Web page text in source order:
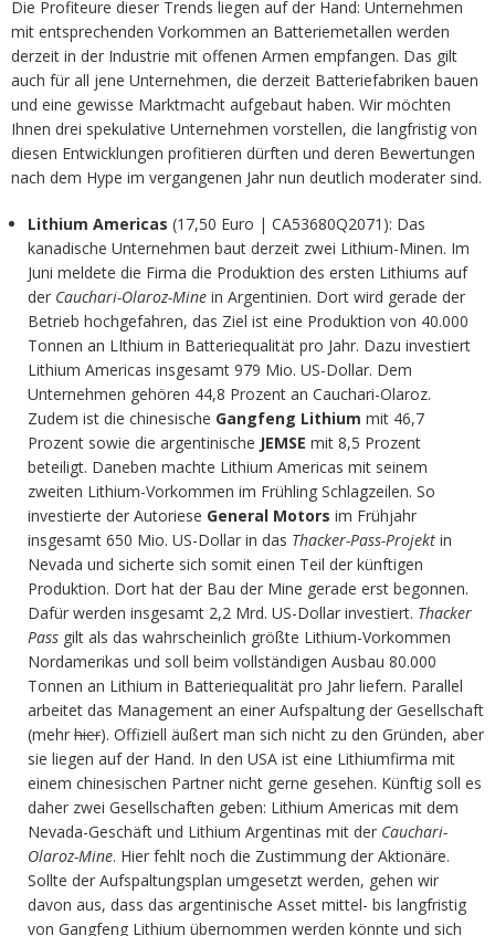
Die Profiteure dieser Trends liegen auf der Hand: Unternehmen
mit entsprechenden Vorkommen an Batteriemetallen werden
derzeit in der Industrie mit offenen Armen empfangen. Das gilt
auch für all jene Unternehmen, die derzeit Batteriefabriken bauen
und eine gewisse Marktmacht aufgebaut haben. Wir möchten
Ihnen drei spekulative Unternehmen vorstellen, die langfristig von
diesen Entwicklungen profitieren dürften und deren Bewertungen
nach dem Hype im vergangenen Jahr nun deutlich moderater sind.
Lithium Americas (17,50 Euro | CA53680Q2071): Das
kanadische Unternehmen baut derzeit zwei Lithium-Minen. Im
Juni meldete die Firma die Produktion des ersten Lithiums auf
der Cauchari-Olaroz-Mine in Argentinien. Dort wird gerade der
Betrieb hochgefahren, das Ziel ist eine Produktion von 40.000
Tonnen an LIthium in Batteriequalität pro Jahr. Dazu investiert
Lithium Americas insgesamt 979 Mio. US-Dollar. Dem
Unternehmen gehören 44,8 Prozent an Cauchari-Olaroz.
Zudem ist die chinesische Gangfeng Lithium mit 46,7
Prozent sowie die argentinische JEMSE mit 8,5 Prozent
beteiligt. Daneben machte Lithium Americas mit seinem
zweiten Lithium-Vorkommen im Frühling Schlagzeilen. So
investierte der Autoriese General Motors im Frühjahr
insgesamt 650 Mio. US-Dollar in das Thacker-Pass-Projekt in
Nevada und sicherte sich somit einen Teil der künftigen
Produktion. Dort hat der Bau der Mine gerade erst begonnen.
Dafür werden insgesamt 2,2 Mrd. US-Dollar investiert. Thacker
Pass gilt als das wahrscheinlich größte Lithium-Vorkommen
Nordamerikas und soll beim vollständigen Ausbau 80.000
Tonnen an Lithium in Batteriequalität pro Jahr liefern. Parallel
arbeitet das Management an einer Aufspaltung der Gesellschaft
(mehr hier). Offiziell äußert man sich nicht zu den Gründen, aber
sie liegen auf der Hand. In den USA ist eine Lithiumfirma mit
einem chinesischen Partner nicht gerne gesehen. Künftig soll es
daher zwei Gesellschaften geben: Lithium Americas mit dem
Nevada-Geschäft und Lithium Argentinas mit der Cauchari-
Olaroz-Mine. Hier fehlt noch die Zustimmung der Aktionäre.
Sollte der Aufspaltungsplan umgesetzt werden, gehen wir
davon aus, dass das argentinische Asset mittel- bis langfristig
von Gangfeng Lithium übernommen werden könnte und sich